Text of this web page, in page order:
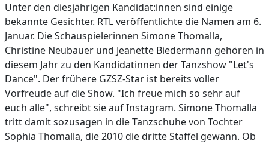
Unter den diesjährigen Kandidat:innen sind einige
bekannte Gesichter. RTL veröffentlichte die Namen am 6.
Januar. Die Schauspielerinnen Simone Thomalla,
Christine Neubauer und Jeanette Biedermann gehören in
diesem Jahr zu den Kandidatinnen der Tanzshow "Let's
Dance". Der frühere GZSZ-Star ist bereits voller
Vorfreude auf die Show. "Ich freue mich so sehr auf
euch alle", schreibt sie auf Instagram. Simone Thomalla
tritt damit sozusagen in die Tanzschuhe von Tochter
Sophia Thomalla, die 2010 die dritte Staffel gewann. Ob